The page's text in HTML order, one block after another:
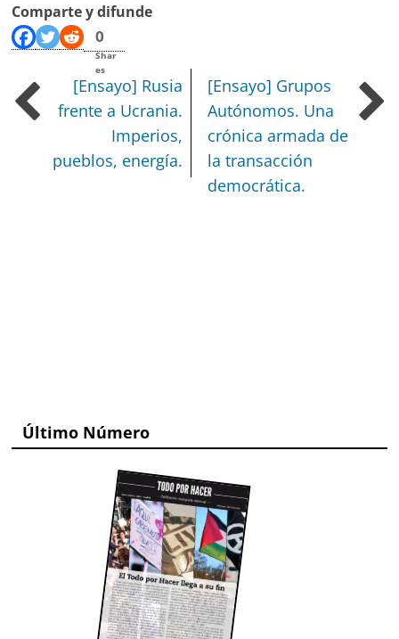
Comparte y difunde
0
Shar
es
[Ensayo] Rusia
frente a Ucrania.
Imperios,
pueblos, energía.
[Ensayo] Grupos
Autónomos. Una
crónica armada de
la transacción
democrática.
Último Número